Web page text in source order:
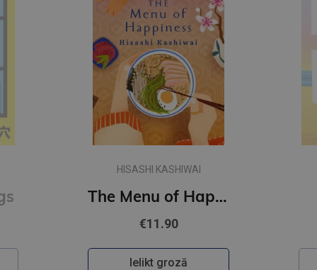
HISASHI KASHIWAI
The Menu of Happiness
€11.90
Ielikt grozā